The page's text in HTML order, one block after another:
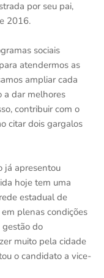
por seu pai,
2016.
sociais
atendermos as
ampliar cada
a dar melhores
contribuir com o
citar dois gargalos
já apresentou
hoje tem uma
estadual de
plenas condições
gestão do
muito pela cidade
o candidato a vice-